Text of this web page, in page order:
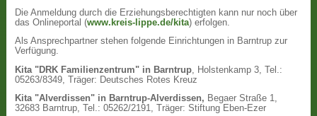
Die Anmeldung durch die Erziehungsberechtigten kann nur noch über
das Onlineportal (www.kreis-lippe.de/kita) erfolgen.
Als Ansprechpartner stehen folgende Einrichtungen in Barntrup zur
Verfügung.
Kita "DRK Familienzentrum" in Barntrup , Holstenkamp 3, Tel.:
05263/8349, Träger: Deutsches Rotes Kreuz
Kita "Alverdissen" in Barntrup-Alverdissen, Begaer Straße 1,
32683 Barntrup, Tel.: 05262/2191, Träger: Stiftung Eben-Ezer